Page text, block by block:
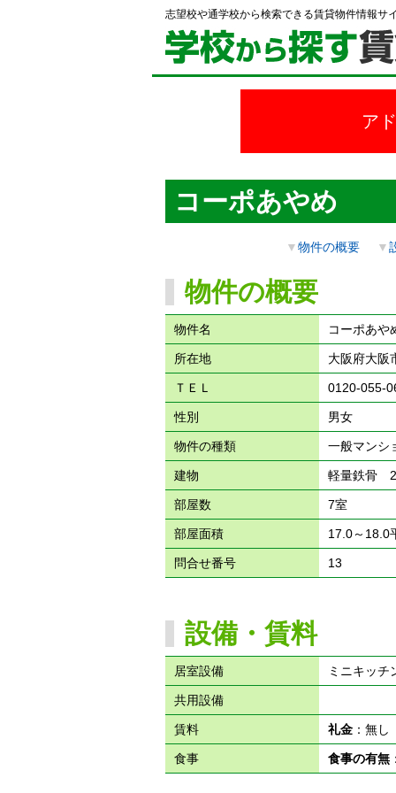
志望校や通学校から検索できる賃貸物件情報サ
ア
コーポあやめ
▼物件の概要 ▼
物件の概要
物件名 コーポあや
所在地 大阪府大阪
ＴＥＬ 0120-055-
性別 男女
物件の種類 一般マンシ
建物 軽量鉄骨
部屋数 7室
部屋面積 17.0～18.0
問合せ番号 13
設備・賃料
居室設備 ミニキッチ
共用設備
賃料 礼金：無
食事 食事の有無